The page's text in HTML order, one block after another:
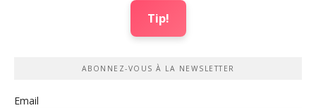
Tip!
ABONNEZ-VOUS À LA NEWSLETTER
Email